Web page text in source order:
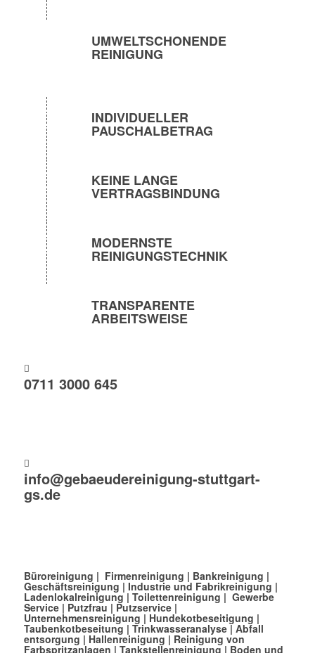
UMWELTSCHONENDE
REINIGUNG
INDIVIDUELLER
PAUSCHALBETRAG
KEINE LANGE
VERTRAGSBINDUNG
MODERNSTE
REINIGUNGSTECHNIK
TRANSPARENTE
ARBEITSWEISE
0711 3000 645
info@gebaeudereinigung-stuttgart-
gs.de
Büroreinigung | Firmenreinigung | Bankreinigung |
Geschäftsreinigung | Industrie und Fabrikreinigung |
Ladenlokalreinigung| Toilettenreinigung | Gewerbe
Service| Putzfrau | Putzservice|
Unternehmensreinigung | Hundekotbeseitigung |
Taubenkotbeseitung | Trinkwasseranalyse|Abfall
entsorgung | Hallenreinigung | Reinigung von
Farbspritzanlagen | Tankstellenreinigung| Boden und